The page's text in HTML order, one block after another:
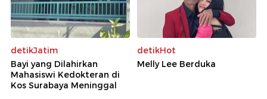
detikJatim
Bayi yang Dilahirkan
Mahasiswi Kedokteran di
Kos Surabaya Meninggal
detikHot
Melly Lee Berduka